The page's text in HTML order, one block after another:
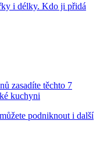
i délky. Kdo ji přidá
zasadíte těchto 7
kuchyni
podniknout i další